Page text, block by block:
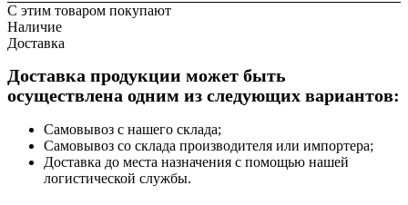
С этим товаром покупают
Наличие
Доставка
Доставка продукции может быть
осуществлена одним из следующих вариантов:
Самовывоз с нашего склада;
Самовывоз со склада производителя или импортера;
Доставка до места назначения с помощью нашей
логистической службы.